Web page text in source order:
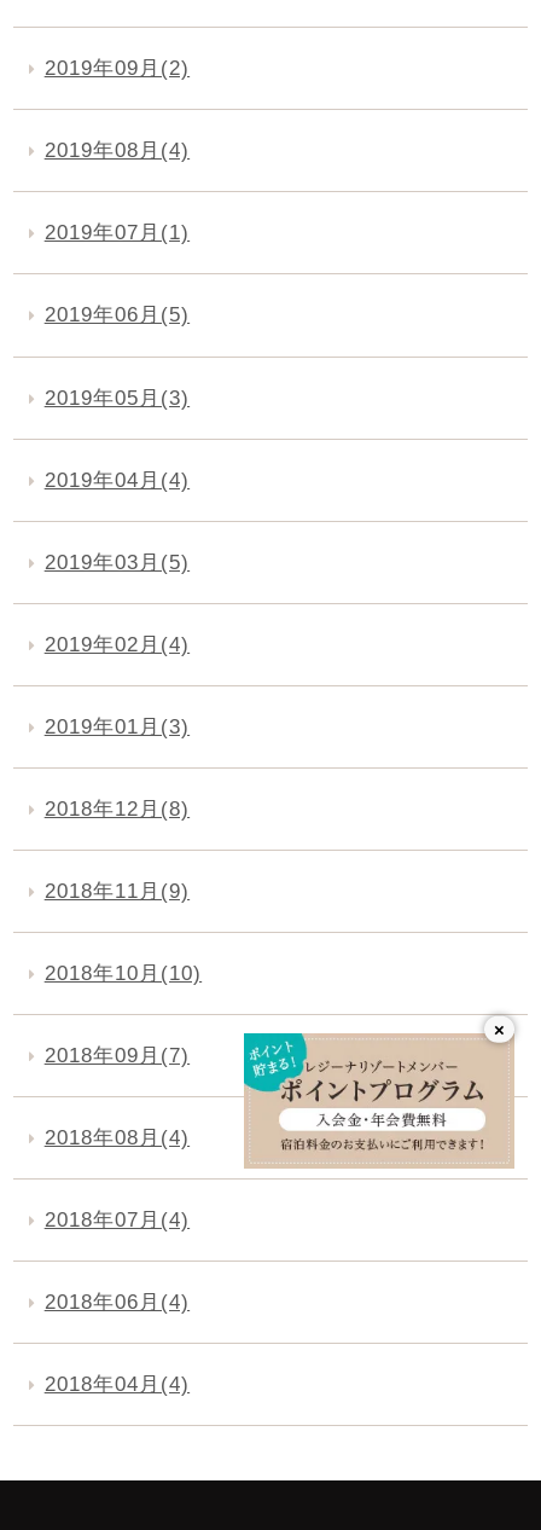
2019年09月(2)
2019年08月(4)
2019年07月(1)
2019年06月(5)
2019年05月(3)
2019年04月(4)
2019年03月(5)
2019年02月(4)
2019年01月(3)
2018年12月(8)
2018年11月(9)
2018年10月(10)
2018年09月(7)
2018年08月(4)
2018年07月(4)
2018年06月(4)
2018年04月(4)
×